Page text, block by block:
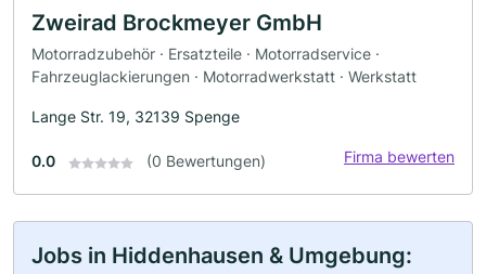
Zweirad Brockmeyer GmbH
Motorradzubehör · Ersatzteile · Motorradservice ·
Fahrzeuglackierungen · Motorradwerkstatt · Werkstatt
Lange Str. 19, 32139 Spenge
0.0 (0 Bewertungen) Firma bewerten
Jobs in Hiddenhausen & Umgebung: